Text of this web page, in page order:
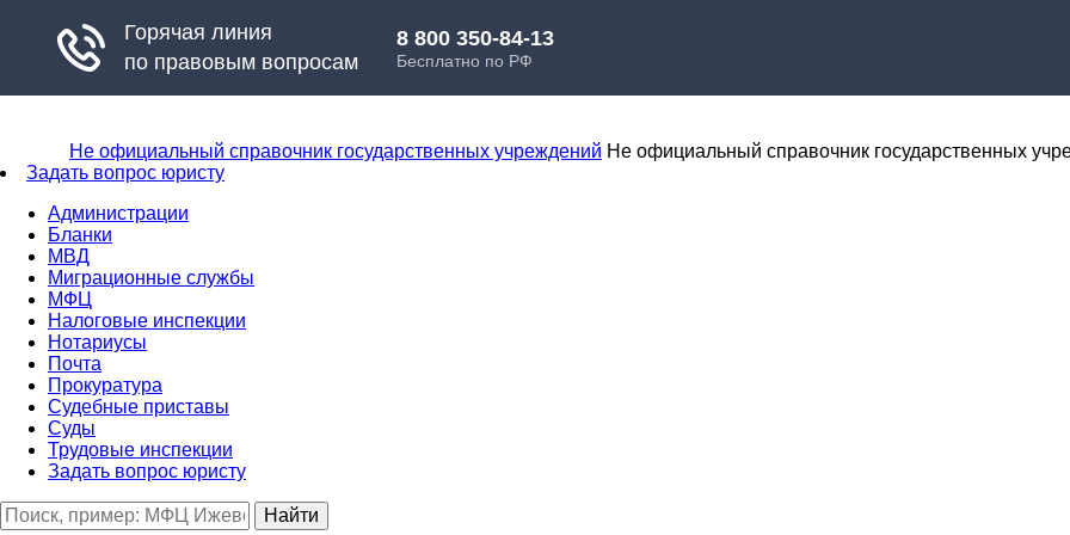
Не официальный справочник государственных учреждений Не официальный справочник государственных
Задать вопрос юристу
Администрации
Бланки
МВД
Миграционные службы
МФЦ
Налоговые инспекции
Нотариусы
Почта
Прокуратура
Судебные приставы
Суды
Трудовые инспекции
Задать вопрос юристу